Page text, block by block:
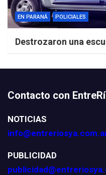
EN PARANÁ POLICIALES
Destrozaron una
Contacto con
NOTICIAS
PUBLICIDAD